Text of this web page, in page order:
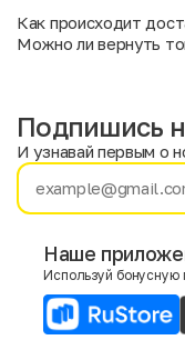
Как происходит
Можно ли вернуть
Имя
E-mail
Подпишись
И узнавай первым о
Наше
Используй бонусную